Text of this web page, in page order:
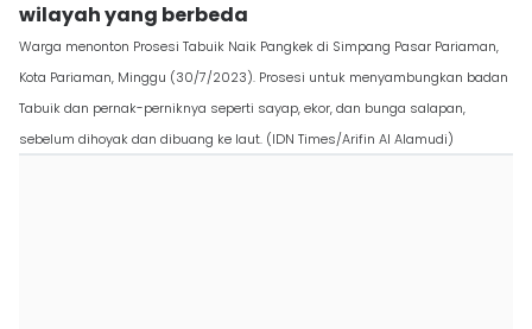
wilayah yang berbeda
Warga menonton Prosesi Tabuik Naik Pangkek di Simpang Pasar Pariaman,
Kota Pariaman, Minggu (30/7/2023). Prosesi untuk menyambungkan badan
Tabuik dan pernak-perniknya seperti sayap, ekor, dan bunga salapan,
sebelum dihoyak dan dibuang ke laut. (IDN Times/Arifin Al Alamudi)